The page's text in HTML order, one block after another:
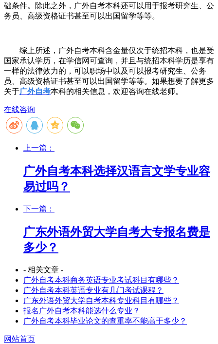
础条件。除此之外，广外自考本科还可以用于报考研究生、公
务员、高级资格证书甚至可以出国留学等等。
综上所述，广外自考本科含金量仅次于统招本科，也是受
国家承认学历，在学信网可查询，并且与统招本科学历是享有
一样的法律效力的，可以职场中以及可以报考研究生、公务
员、高级资格证书甚至可以出国留学等等。如果想要了解更多
关于广外自考本科的相关信息，欢迎咨询在线老师。
在线咨询
上一篇：
广外自考本科选择汉语言文学专业容
易过吗？
下一篇：
广东外语外贸大学自考大专报名费是
多少？
- 相关文章 -
广外自考本科商务英语专业考试科目有哪些？
广外自考本科英语专业有几门考试课程？
广东外语外贸大学自考本科专业科目有哪些？
报名广外自考本科能选什么专业？
广外自考本科毕业论文的查重率不能高于多少？
网站首页